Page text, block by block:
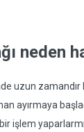
neden
uzun zamandır
ayırmaya
işlem